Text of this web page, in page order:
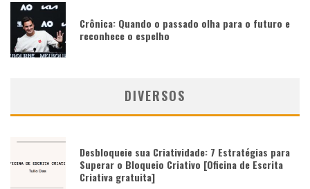
Crônica: Quando o passado olha para o futuro e
reconhece o espelho
DIVERSOS
Desbloqueie sua Criatividade: 7 Estratégias para
Superar o Bloqueio Criativo [Oficina de Escrita
Criativa gratuita]